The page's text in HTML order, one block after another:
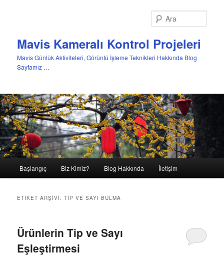
Mavis Kameralı Kontrol Projeleri
Mavis Günlük Aktiviteleri, Görüntü İşleme Teknikleri Hakkında Blog
Sayfamız …
Birincil
İkincil
Başlangıç Biz Kimiz? Blog Hakkında İletişim
ETIKET ARŞIVI:TIP VE SAYI BULMA
Ürünlerin Tip ve Sayı
Eşleştirmesi